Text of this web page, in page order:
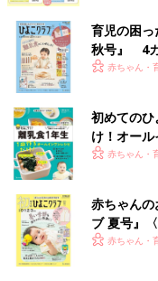
育児の困
秋号』 4カ
いっぱい！
赤ちゃん・
初めての
け！オール
赤ちゃん・
赤ちゃん
ブ 夏号』
く！ おっ
赤ちゃん・